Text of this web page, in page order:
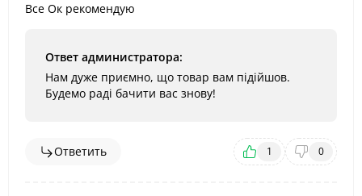
Все Ок рекомендую
Ответ администратора:
Нам дуже приємно, що товар вам підійшов.
Будемо раді бачити вас знову!
Ответить 1 0